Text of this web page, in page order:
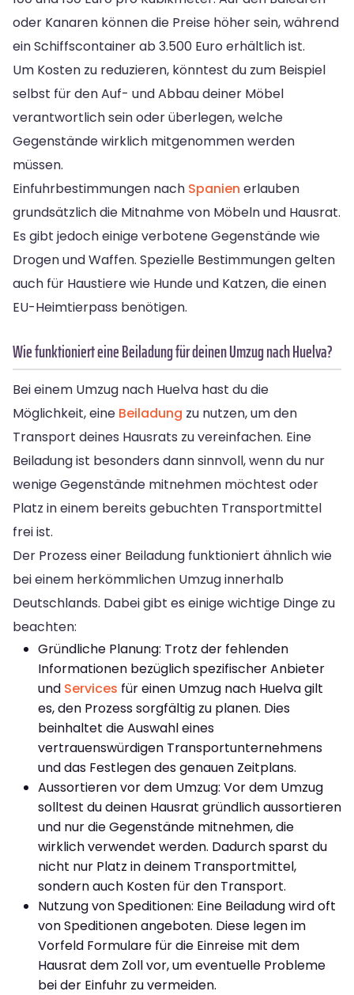
oder Kanaren können die Preise höher sein, während
ein Schiffscontainer ab 3.500 Euro erhältlich ist.
Um Kosten zu reduzieren, könntest du zum Beispiel
selbst für den Auf- und Abbau deiner Möbel
verantwortlich sein oder überlegen, welche
Gegenstände wirklich mitgenommen werden
müssen.
Einfuhrbestimmungen nach Spanien erlauben
grundsätzlich die Mitnahme von Möbeln und Hausrat.
Es gibt jedoch einige verbotene Gegenstände wie
Drogen und Waffen. Spezielle Bestimmungen gelten
auch für Haustiere wie Hunde und Katzen, die einen
EU-Heimtierpass benötigen.
Wie funktioniert eine Beiladung für deinen Umzug nach Huelva?
Bei einem Umzug nach Huelva hast du die
Möglichkeit, eine Beiladung zu nutzen, um den
Transport deines Hausrats zu vereinfachen. Eine
Beiladung ist besonders dann sinnvoll, wenn du nur
wenige Gegenstände mitnehmen möchtest oder
Platz in einem bereits gebuchten Transportmittel
frei ist.
Der Prozess einer Beiladung funktioniert ähnlich wie
bei einem herkömmlichen Umzug innerhalb
Deutschlands. Dabei gibt es einige wichtige Dinge zu
beachten:
Gründliche Planung: Trotz der fehlenden
Informationen bezüglich spezifischer Anbieter
und Services für einen Umzug nach Huelva gilt
es, den Prozess sorgfältig zu planen. Dies
beinhaltet die Auswahl eines
vertrauenswürdigen Transportunternehmens
und das Festlegen des genauen Zeitplans.
Aussortieren vor dem Umzug: Vor dem Umzug
solltest du deinen Hausrat gründlich aussortieren
und nur die Gegenstände mitnehmen, die
wirklich verwendet werden. Dadurch sparst du
nicht nur Platz in deinem Transportmittel,
sondern auch Kosten für den Transport.
Nutzung von Speditionen: Eine Beiladung wird oft
von Speditionen angeboten. Diese legen im
Vorfeld Formulare für die Einreise mit dem
Hausrat dem Zoll vor, um eventuelle Probleme
bei der Einfuhr zu vermeiden.